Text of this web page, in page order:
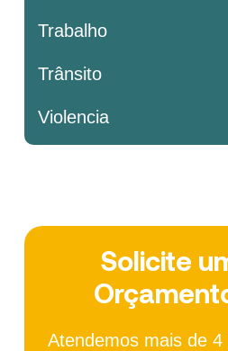
Trabalho
Trânsito
Violencia
Solicite
Atendemos mais de 4